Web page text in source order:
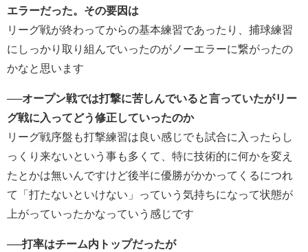
エラーだった。その要因は
リーグ戦が終わってからの基本練習であったり、捕球練習
にしっかり取り組んでいったのがノーエラーに繋がったの
かなと思います
──オープン戦では打撃に苦しんでいると言っていたがリー
グ戦に入ってどう修正していったのか
リーグ戦序盤も打撃練習は良い感じでも試合に入ったらし
っくり来ないという事も多くて、特に技術的に何かを変え
たとかは無いんですけど後半に優勝がかかってくるにつれ
て「打たないといけない」っていう気持ちになって状態が
上がっていったかなっていう感じです
──打率はチーム内トップだったが